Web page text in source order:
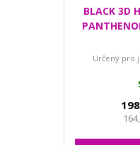
BLACK 3D
Určený pro